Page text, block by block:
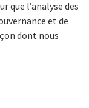
l’analyse des
et de
dont nous